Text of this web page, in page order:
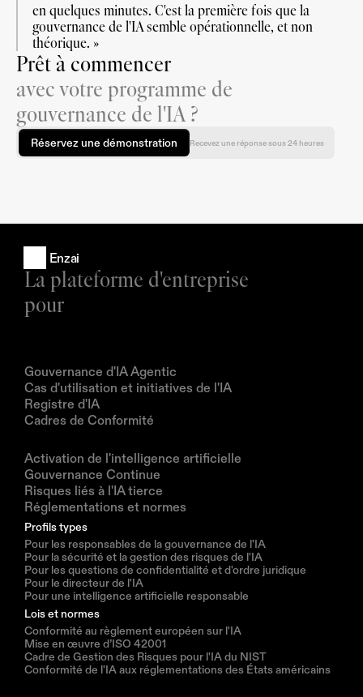
en quelques minutes. C'est la première fois que la
gouvernance de l'IA semble opérationnelle, et non
théorique. »
Prêt à commencer
avec votre programme de
gouvernance de l'IA ?
Réservez une démonstration Recevez une réponse sous 24 heures
Enzai
La plateforme d'entreprise
pour
Gouvernance d'IA Agentic
Cas d'utilisation et initiatives de l'IA
Registre d'IA
Cadres de Conformité
Activation de l'intelligence artificielle
Gouvernance Continue
Risques liés à l'IA tierce
Réglementations et normes
Profils types
Pour les responsables de la gouvernance de l'IA
Pour la sécurité et la gestion des risques de l'IA
Pour les questions de confidentialité et d'ordre juridique
Pour le directeur de l'IA
Pour une intelligence artificielle responsable
Lois et normes
Conformité au règlement européen sur l'IA
Mise en œuvre d’ISO 42001
Cadre de Gestion des Risques pour l'IA du NIST
Conformité de l'IA aux réglementations des États américains